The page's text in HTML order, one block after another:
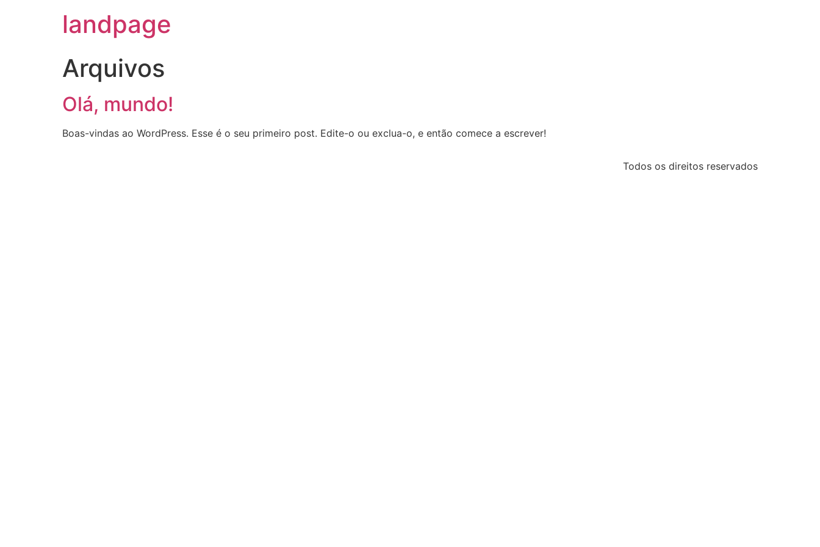
landpage
Arquivos
Olá, mundo!
Boas-vindas ao WordPress. Esse é o seu primeiro post. Edite-o ou exclua-o, e então comece a escrever!
Todos os direitos reservados